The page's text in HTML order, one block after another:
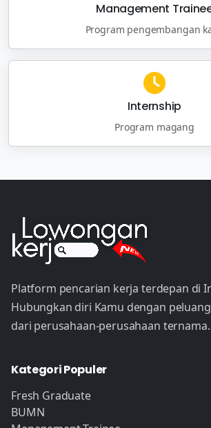
Management
Program pengembangan
Internship
Program magang
Platform pencarian kerja terdepan di
Hubungkan diri Kamu dengan
dari perusahaan-perusahaan ternama.
Kategori Populer
Fresh Graduate
BUMN